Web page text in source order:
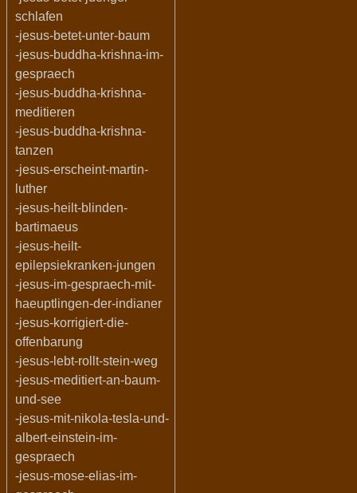
schlafen
-jesus-betet-unter-baum
-jesus-buddha-krishna-im-
gespraech
-jesus-buddha-krishna-
meditieren
-jesus-buddha-krishna-
tanzen
-jesus-erscheint-martin-
luther
-jesus-heilt-blinden-
bartimaeus
-jesus-heilt-
epilepsiekranken-jungen
-jesus-im-gespraech-mit-
haeuptlingen-der-indianer
-jesus-korrigiert-die-
offenbarung
-jesus-lebt-rollt-stein-weg
-jesus-meditiert-an-baum-
und-see
-jesus-mit-nikola-tesla-und-
albert-einstein-im-
gespraech
-jesus-mose-elias-im-